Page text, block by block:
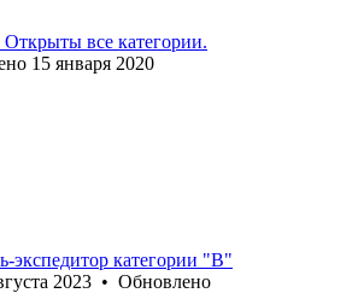
все категории.
15 января 2020
экспедитор категории "В"
2023 • Обновлено